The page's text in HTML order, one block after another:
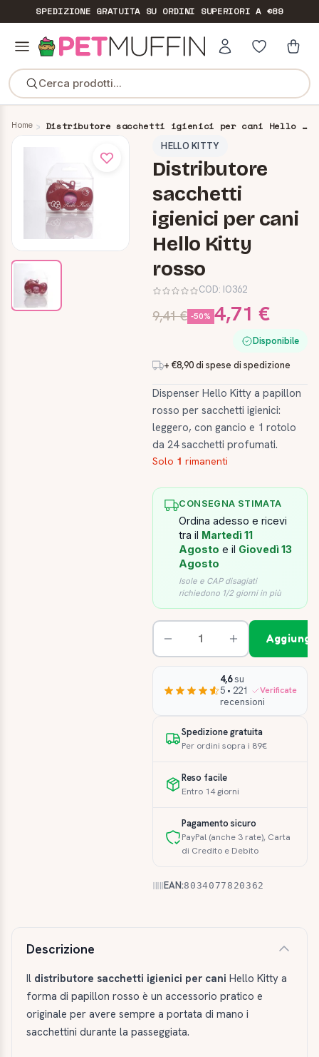
SPEDIZIONE GRATUITASU ORDINI SUPERIORI A €89
Cerca prodotti...
Home
Distributore sacchetti igienici per cani Hello Kitty rosso
HELLO KITTY
Distributore
sacchetti
igienici per cani
Hello Kitty
rosso
COD: IO362
9,41 € -50% 4,71 €
Disponibile
+ €8,90 di spese di spedizione
Dispenser Hello Kitty a papillon
rosso per sacchetti igienici:
leggero, con gancio e 1 rotolo
da 24 sacchetti profumati.
Solo 1 rimanenti
CONSEGNA STIMATA
Ordina adesso e ricevi
tra il Martedì 11
Agosto e il Giovedì 13
Agosto
Isole e CAP disagiati
richiedono 1/2 giorni in più
4,6su
5 • 221
recensioni
Verificate
Spedizione gratuita
Per ordini sopra i 89€
Reso facile
Entro 14 giorni
Pagamento sicuro
PayPal (anche 3 rate), Carta
di Credito e Debito
EAN:8034077820362
Descrizione
Il distributore sacchetti igienici per cani Hello Kitty a
forma di papillon rosso è un accessorio pratico e
originale per avere sempre a portata di mano i
sacchettini durante la passeggiata.